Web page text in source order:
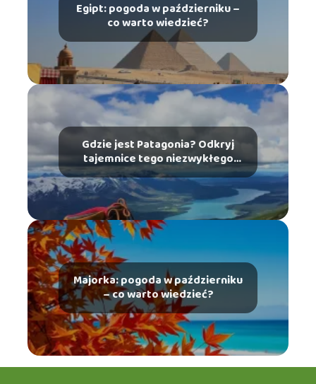
Egipt: pogoda w październiku –
co warto wiedzieć?
Gdzie jest Patagonia? Odkryj
tajemnice tego niezwykłego
miejsca
Majorka: pogoda w październiku
– co warto wiedzieć?